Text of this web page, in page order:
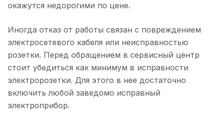
окажутся недорогими по цене.
Иногда отказ от работы связан с повреждением
электросетевого кабеля или неисправностью
розетки. Перед обращением в сервисный центр
стоит убедиться как минимум в исправности
электророзетки. Для этого в нее достаточно
включить любой заведомо исправный
электроприбор.